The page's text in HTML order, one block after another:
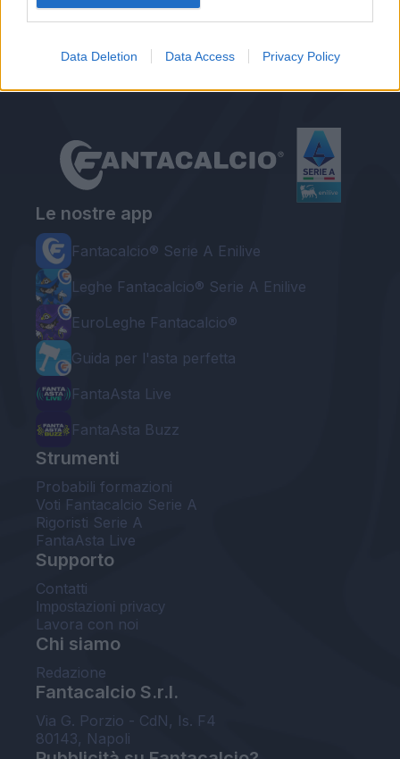
Data Deletion Data Access Privacy Policy
Redazione Fantacalcio.it
Le nostre app
Fantacalcio® Serie A Enilive
Leghe Fantacalcio® Serie A Enilive
EuroLeghe Fantacalcio®
Guida per l'asta perfetta
FantaAsta Live
FantaAsta Buzz
Strumenti
Probabili formazioni
Voti Fantacalcio Serie A
Rigoristi Serie A
FantaAsta Live
Supporto
Contatti
Impostazioni privacy
Lavora con noi
Chi siamo
Redazione
Fantacalcio S.r.l.
Via G. Porzio - CdN, Is. F4
80143, Napoli